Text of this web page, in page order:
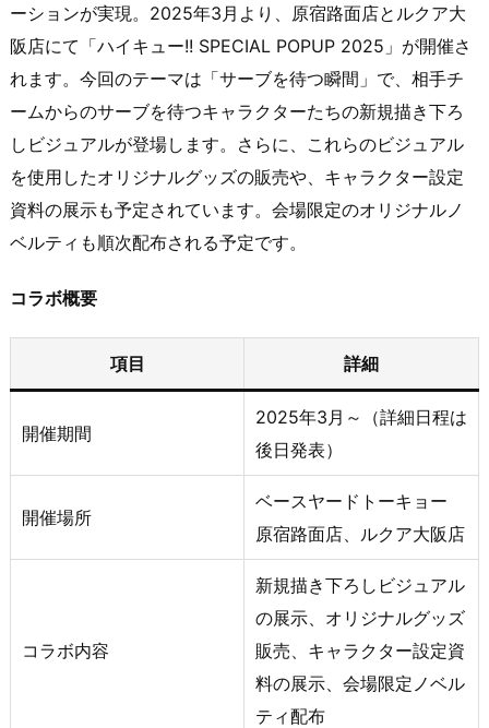
ーションが実現。​2025年3月より、原宿路面店とルクア大
阪店にて「ハイキュー!! SPECIAL POPUP 2025」が開催さ
れます。​今回のテーマは「サーブを待つ瞬間」で、相手チ
ームからのサーブを待つキャラクターたちの新規描き下ろ
しビジュアルが登場します。​さらに、これらのビジュアル
を使用したオリジナルグッズの販売や、キャラクター設定
資料の展示も予定されています。​会場限定のオリジナルノ
ベルティも順次配布される予定です。
コラボ概要
項目 詳細
開催期間
2025年3月～（詳細日程は
後日発表）
開催場所
ベースヤードトーキョー
原宿路面店、ルクア大阪店
コラボ内容
新規描き下ろしビジュアル
の展示、オリジナルグッズ
販売、キャラクター設定資
料の展示、会場限定ノベル
ティ配布